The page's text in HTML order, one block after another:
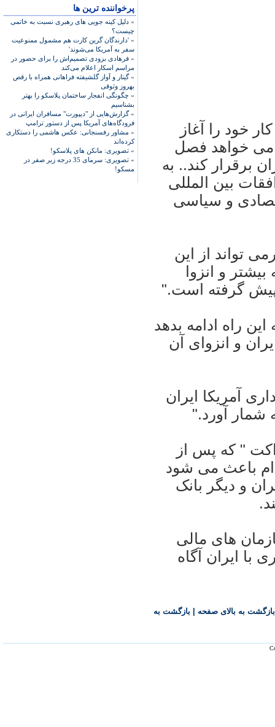
پرخواننده ترین ها
» دلیل کینه جویی های رهبری نسبت به خاتمی
چیست؟
» 'دارندگان گرین کارت هم مشمول ممنوعیت
سفر به آمریکا می‌شوند'
» فرهادی بزودی تصمیم‌اش را برای حضور در
مراسم اسکار اعلام می‌کند
»گیتار و آواز گلشیفته فراهانی همراه با رقص
بهروز وثوقی
» چگونگی انفجار ساختمان پلاسکو را بهتر
بشناسیم
»گزارش‌هایی از "دیپورت" مسافران ایرانی در
فرودگاه‌های آمریکا پس از دستور ترامپ
» مشاور رفسنجانی: عکس هاشمی را دستکاری
کرده‌اند
» تصویری: مانکن های پلاسکو!
»
تصویری: سرمای 35 درجه زیر صفر در
مسکو!
خود را آغاز
می خواهد فصل
برقرار کند.. به
بين المللی
و سياسی
تواند از اين
و انزوا
پيش گرفته است."
راه ادامه بدهد
و انزوای آن
آمريکا ايران
شمار آورد."
اکت " که پس از
باعث می شود
و ديگر بانک
های مالی
با ايران آگاه
بازگشت به بالای صفحه بازگشت به